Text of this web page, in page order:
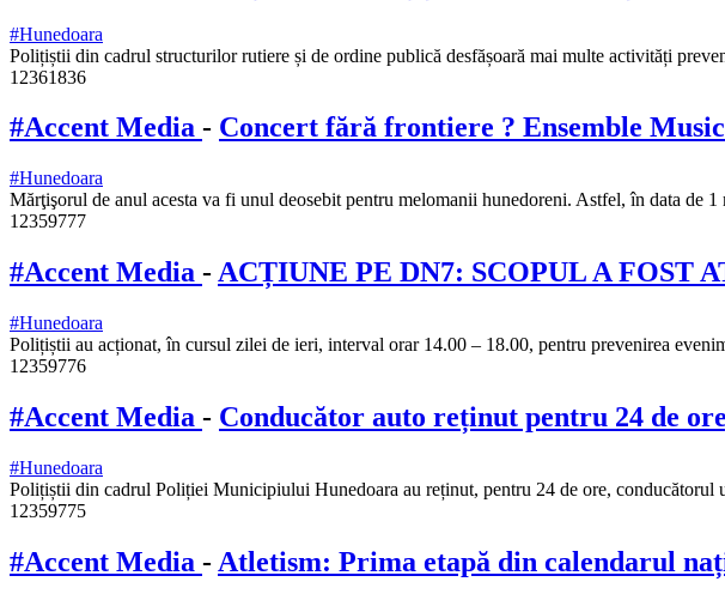
#Hunedoara
Polițiștii din cadrul structurilor rutiere și de ordine publică desfășoară mai multe activități
12361836
#Accent Media - Concert fără frontiere ? Ensemble
#Hunedoara
Mărţişorul de anul acesta va fi unul deosebit pentru melomanii hunedoreni. Astfel, în data de
12359777
#Accent Media -ACȚIUNE PE DN7: SCOPUL A FOST
#Hunedoara
Polițiștii au acționat, în cursul zilei de ieri, interval orar 14.00 – 18.00, pentru prevenirea
12359776
#Accent Media - Conducător auto reținut pentru 24 de
#Hunedoara
Polițiștii din cadrul Poliției Municipiului Hunedoara au reținut, pentru 24 de ore,
12359775
#Accent Media - Atletism: Prima etapă din calendarul